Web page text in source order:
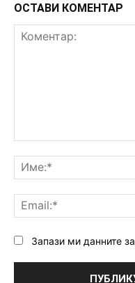
ОСТАВИ КОМЕНТАР
Запази ми данните